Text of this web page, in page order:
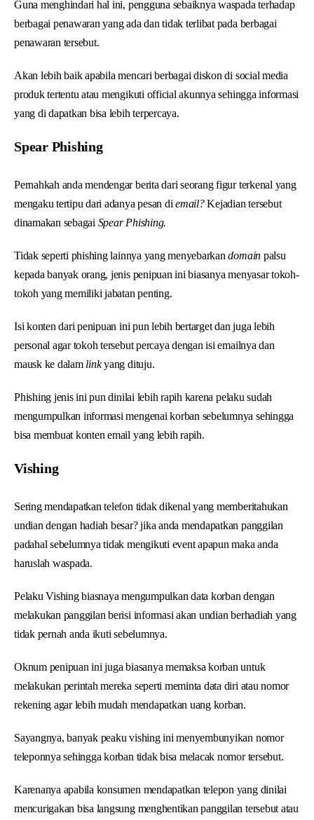
Guna menghindari hal ini, pengguna sebaiknya waspada terhadap
berbagai penawaran yang ada dan tidak terlibat pada berbagai
penawaran tersebut.
Akan lebih baik apabila mencari berbagai diskon di social media
produk tertentu atau mengikuti official akunnya sehingga informasi
yang di dapatkan bisa lebih terpercaya.
Spear Phishing
Pernahkah anda mendengar berita dari seorang figur terkenal yang
mengaku tertipu dari adanya pesan diemail?Kejadian tersebut
dinamakan sebagai Spear Phishing.
Tidak seperti phishing lainnya yang menyebarkandomain palsu
kepada banyak orang, jenis penipuan ini biasanya menyasar tokoh-
tokoh yang memiliki jabatan penting.
Isi konten dari penipuan ini pun lebih bertarget dan juga lebih
personal agar tokoh tersebut percaya dengan isi emailnya dan
mausk ke dalam linkyang dituju.
Phishing jenis ini pun dinilai lebih rapih karena pelaku sudah
mengumpulkan informasi mengenai korban sebelumnya sehingga
bisa membuat konten email yang lebih rapih.
Vishing
Sering mendapatkan telefon tidak dikenal yang memberitahukan
undian dengan hadiah besar? jika anda mendapatkan panggilan
padahal sebelumnya tidak mengikuti event apapun maka anda
haruslah waspada.
Pelaku Vishing biasnaya mengumpulkan data korban dengan
melakukan panggilan berisi informasi akan undian berhadiah yang
tidak pernah anda ikuti sebelumnya.
Oknum penipuan ini juga biasanya memaksa korban untuk
melakukan perintah mereka seperti meminta data diri atau nomor
rekening agar lebih mudah mendapatkan uang korban.
Sayangnya, banyak peaku vishing ini menyembunyikan nomor
teleponnya sehingga korban tidak bisa melacak nomor tersebut.
Karenanya apabila konsumen mendapatkan telepon yang dinilai
mencurigakan bisa langsung menghentikan panggilan tersebut atau